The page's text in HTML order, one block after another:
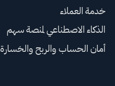
خدمة العملاء
الذكاء الاصطناعي لمنصة سهم
أمان الحساب والربح والخسارة